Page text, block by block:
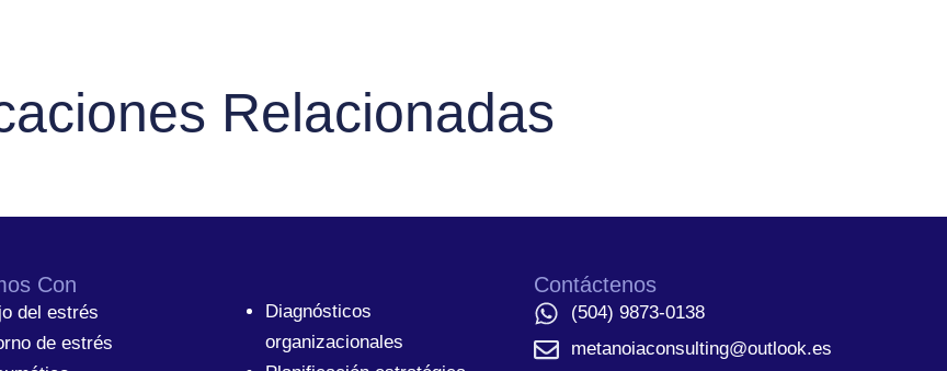
Relacionadas
Con
del estrés
de estrés
Diagnósticos
organizacionales
Contáctenos
(504) 9873-0138
metanoiaconsulting@outlook.es